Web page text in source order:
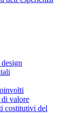
di valore
costitutivi del